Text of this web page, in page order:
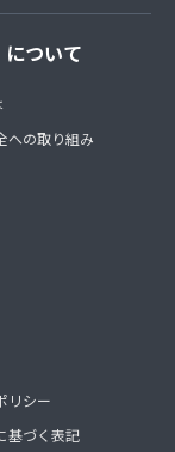
について
への取り組み
リシー
基づく表記